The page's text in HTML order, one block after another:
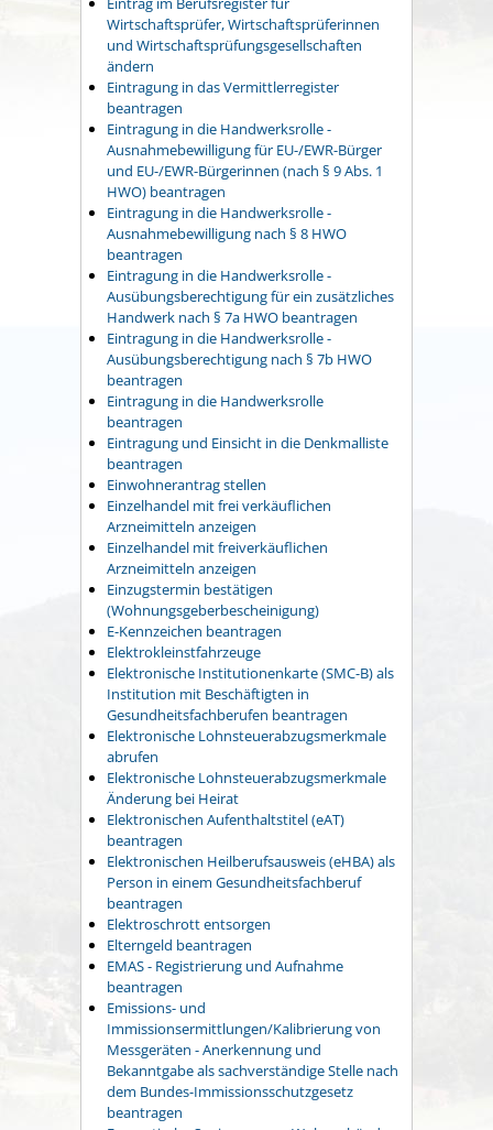
Wirtschaftsprüfer, Wirtschaftsprüferinnen
und Wirtschaftsprüfungsgesellschaften
ändern
Eintragung in das Vermittlerregister
beantragen
Eintragung in die Handwerksrolle -
Ausnahmebewilligung für EU-/EWR-Bürger
und EU-/EWR-Bürgerinnen (nach § 9 Abs. 1
HWO) beantragen
Eintragung in die Handwerksrolle -
Ausnahmebewilligung nach § 8 HWO
beantragen
Eintragung in die Handwerksrolle -
Ausübungsberechtigung für ein zusätzliches
Handwerk nach § 7a HWO beantragen
Eintragung in die Handwerksrolle -
Ausübungsberechtigung nach § 7b HWO
beantragen
Eintragung in die Handwerksrolle
beantragen
Eintragung und Einsicht in die Denkmalliste
beantragen
Einwohnerantrag stellen
Einzelhandel mit frei verkäuflichen
Arzneimitteln anzeigen
Einzelhandel mit freiverkäuflichen
Arzneimitteln anzeigen
Einzugstermin bestätigen
(Wohnungsgeberbescheinigung)
E-Kennzeichen beantragen
Elektrokleinstfahrzeuge
Elektronische Institutionenkarte (SMC-B) als
Institution mit Beschäftigten in
Gesundheitsfachberufen beantragen
Elektronische Lohnsteuerabzugsmerkmale
abrufen
Elektronische Lohnsteuerabzugsmerkmale
Änderung bei Heirat
Elektronischen Aufenthaltstitel (eAT)
beantragen
Elektronischen Heilberufsausweis (eHBA) als
Person in einem Gesundheitsfachberuf
beantragen
Elektroschrott entsorgen
Elterngeld beantragen
EMAS - Registrierung und Aufnahme
beantragen
Emissions- und
Immissionsermittlungen/Kalibrierung von
Messgeräten - Anerkennung und
Bekanntgabe als sachverständige Stelle nach
dem Bundes-Immissionsschutzgesetz
beantragen